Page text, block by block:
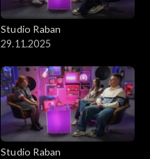
Studio Raban
29.11.2025
Studio Raban